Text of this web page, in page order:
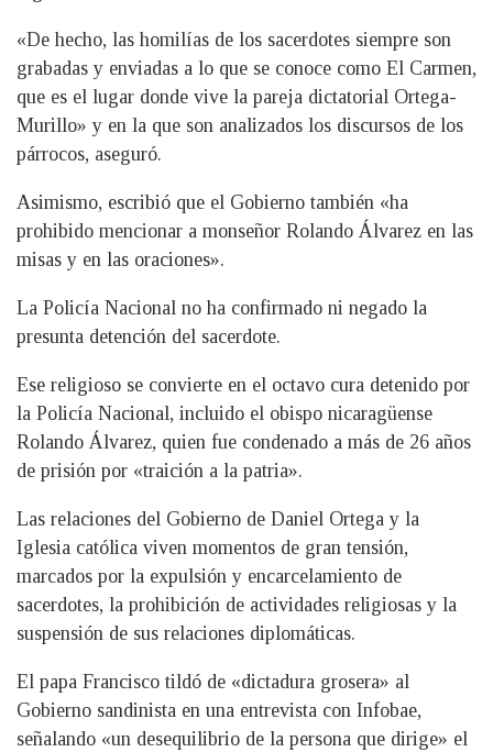
«De hecho, las homilías de los sacerdotes siempre son
grabadas y enviadas a lo que se conoce como El Carmen,
que es el lugar donde vive la pareja dictatorial Ortega-
Murillo» y en la que son analizados los discursos de los
párrocos, aseguró.
Asimismo, escribió que el Gobierno también «ha
prohibido mencionar a monseñor Rolando Álvarez en las
misas y en las oraciones».
La Policía Nacional no ha confirmado ni negado la
presunta detención del sacerdote.
Ese religioso se convierte en el octavo cura detenido por
la Policía Nacional, incluido el obispo nicaragüense
Rolando Álvarez, quien fue condenado a más de 26 años
de prisión por «traición a la patria».
Las relaciones del Gobierno de Daniel Ortega y la
Iglesia católica viven momentos de gran tensión,
marcados por la expulsión y encarcelamiento de
sacerdotes, la prohibición de actividades religiosas y la
suspensión de sus relaciones diplomáticas.
El papa Francisco tildó de «dictadura grosera» al
Gobierno sandinista en una entrevista con Infobae,
señalando «un desequilibrio de la persona que dirige» el